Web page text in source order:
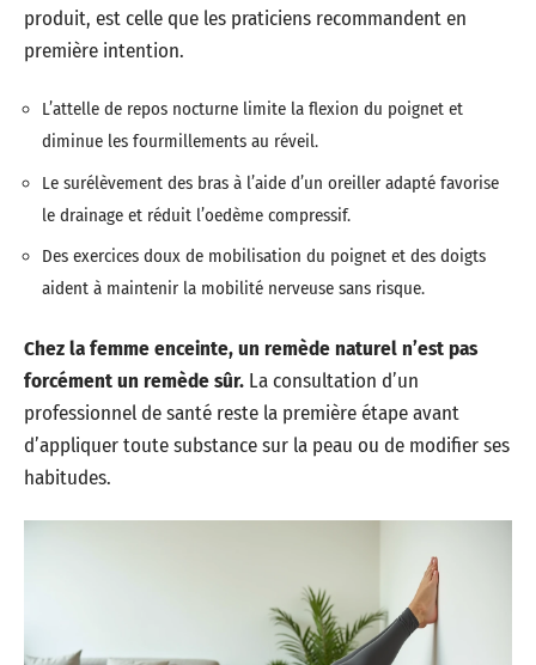
produit, est celle que les praticiens recommandent en
première intention.
L’attelle de repos nocturne limite la flexion du poignet et
diminue les fourmillements au réveil.
Le surélèvement des bras à l’aide d’un oreiller adapté favorise
le drainage et réduit l’oedème compressif.
Des exercices doux de mobilisation du poignet et des doigts
aident à maintenir la mobilité nerveuse sans risque.
Chez la femme enceinte, un remède naturel n’est pas
forcément un remède sûr. La consultation d’un
professionnel de santé reste la première étape avant
d’appliquer toute substance sur la peau ou de modifier ses
habitudes.